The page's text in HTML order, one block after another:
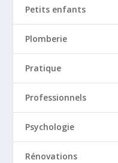
Petits enfants
Plomberie
Pratique
Professionnels
Psychologie
Rénovations